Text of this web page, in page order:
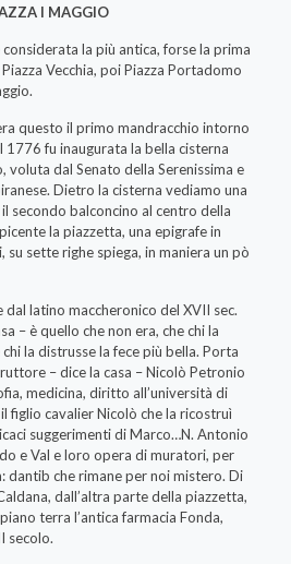
I MAGGIO
la più antica, forse la prima
Vecchia, poi Piazza Portadomo
questo il primo mandracchio intorno
1776 fu inaugurata la bella cisterna
voluta dal Senato della Serenissima e
Dietro la cisterna vediamo una
secondo balconcino al centro della
la piazzetta, una epigrafe in
sette righe spiega, in maniera un pò
latino maccheronico del XVII sec.
– è quello che non era, che chi la
la distrusse la fece più bella. Porta
– dice la casa – Nicolò Petronio
medicina, diritto all’università di
figlio cavalier Nicolò che la ricostruì
suggerimenti di Marco…N. Antonio
e Val e loro opera di muratori, per
dantib che rimane per noi mistero. Di
dall’altra parte della piazzetta,
terra l’antica farmacia Fonda,
secolo.